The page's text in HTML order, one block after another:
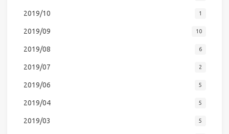
2019/10 1
2019/09 10
2019/08 6
2019/07 2
2019/06 5
2019/04 5
2019/03 5